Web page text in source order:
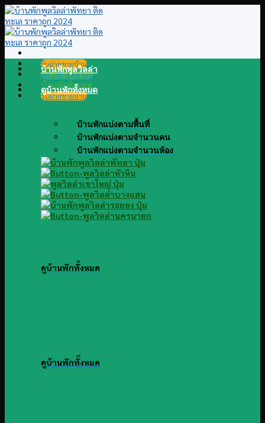
Skip
to
content
รับฝากขายบ้าน
@LINE แอดไลน์
บ้านพักทั้งหมด
รับฝากขายบ้าน
บ้านพักพูลวิลล่า
ดูบ้านพักทั้งหมด
บ้านพักแบ่งตามพื้นที่
บ้านพักแบ่งตามจำนวนคน
บ้านพักแบ่งตามจำนวนห้อง
ดูบ้านพักทั้งหมด
ดูบ้านพักทั้งหมด